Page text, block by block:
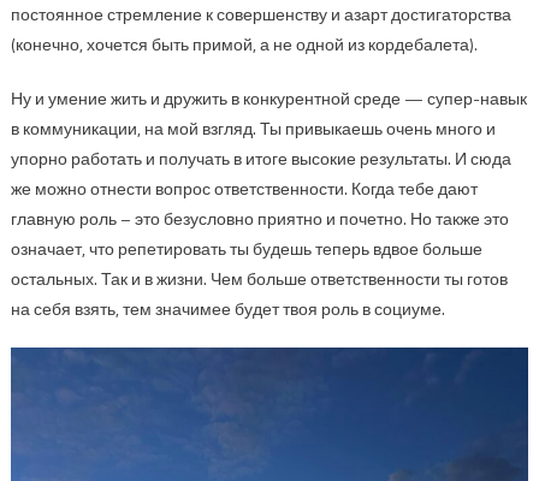
постоянное стремление к совершенству и азарт достигаторства
(конечно, хочется быть примой, а не одной из кордебалета).
Ну и умение жить и дружить в конкурентной среде — супер-навык
в коммуникации, на мой взгляд. Ты привыкаешь очень много и
упорно работать и получать в итоге высокие результаты. И сюда
же можно отнести вопрос ответственности. Когда тебе дают
главную роль – это безусловно приятно и почетно. Но также это
означает, что репетировать ты будешь теперь вдвое больше
остальных. Так и в жизни. Чем больше ответственности ты готов
на себя взять, тем значимее будет твоя роль в социуме.